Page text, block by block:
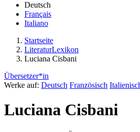
Deutsch
Français
Italiano
Startseite
LiteraturLexikon
Luciana Cisbani
Übersetzer*in
Werke auf: Deutsch Französisch
Luciana Cisbani